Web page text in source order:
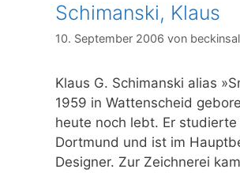
Schimanski, Klaus
10. September 2006 von
Klaus G. Schimanski alias
1959 in Wattenscheid
heute noch lebt. Er studierte
Dortmund und ist im
Designer. Zur Zeichnerei